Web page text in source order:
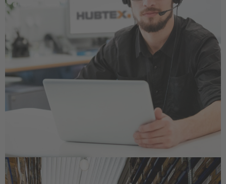
EUROPE
Nederlands
Français
Česká republika